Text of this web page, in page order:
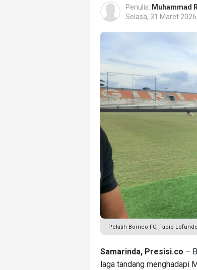
Penulis: Muhammad
Selasa, 31 Maret
Pelatih Borneo FC, Fabio
Samarinda, Presisi.co –
laga tandang menghadapi